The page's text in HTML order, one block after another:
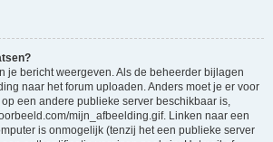
je bericht weergeven. Als de beheerder bijlagen
naar het forum uploaden. Anders moet je er voor
een andere publieke server beschikbaar is,
mijn_afbeelding.gif. Linken naar een
is onmogelijk (tenzij het een publieke server